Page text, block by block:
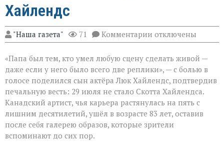
Хайлендс
"Наша газета" 71 Комментарии к
записи
умел
делать
второстепенное
незабываемым»:
ушёл
Скотт
Хайлендс
отключены
«Папа был тем, кто умел любую сцену сделать живой —
даже если у него было всего две реплики», — с болью в
голосе поделился сын актёра Люк Хайлендс, подтвердив
печальную весть: 29 июля не стало Скотта Хайлендса.
Канадский артист, чья карьера растянулась на пять с
лишним десятилетий, ушёл в возрасте 83 лет, оставив
после себя галерею образов, которые зрители
вспоминают до сих пор.